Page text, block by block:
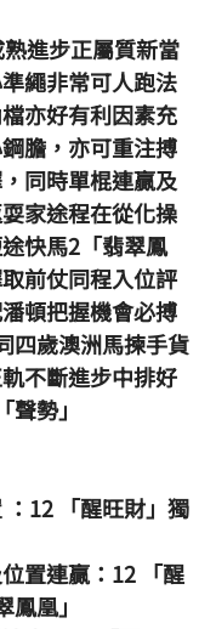
進步正屬質新當
繩非常可人跑法
亦好有利因素充
膽，亦可重注搏
同時單棍連贏及
家途程在從化操
快馬2「翡翠鳳
前仗同程入位評
頓把握機會必搏
四歲澳洲馬揀手貨
不斷進步中排好
勢」
12 「醒旺財」獨
置連贏：12 「醒
凰」